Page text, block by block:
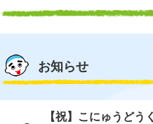
お知らせ
【祝】こにゅうどう